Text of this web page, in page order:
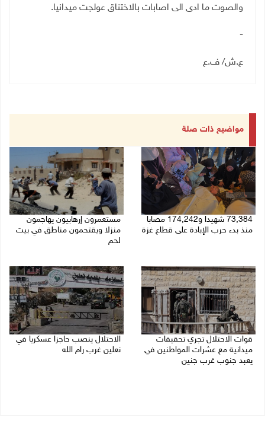
والصوت ما ادى الى اصابات بالاختناق عولجت ميدانيا.
-
ع.ش/ ف.ع
مواضيع ذات صلة
73,384 شهيدا و174,242 مصابا
منذ بدء حرب الإبادة على قطاع غزة
مستعمرون إرهابيون يهاجمون
منزلا ويقتحمون مناطق في بيت
لحم
قوات الاحتلال تجري تحقيقات
ميدانية مع عشرات المواطنين في
يعبد جنوب غرب جنين
الاحتلال ينصب حاجزا عسكريا في
نعلين غرب رام الله